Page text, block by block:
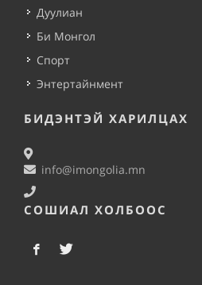
Дуулиан
Би Монгол
Спорт
Энтертайнмент
БИДЭНТЭЙ ХАРИЛЦАХ
info@imongolia.mn
СОШИАЛ ХОЛБООС